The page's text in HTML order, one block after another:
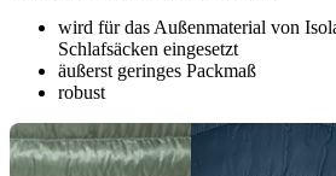
wird für das Außenmaterial von
Schlafsäcken eingesetzt
äußerst geringes Packmaß
robust